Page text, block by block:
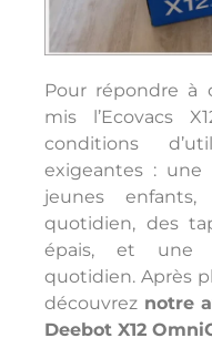
Pour répondre à
mis l’Ecovacs
conditions
exigeantes : une
jeunes
quotidien, des
épais, et une
quotidien. Après
découvrez notre
Deebot X12